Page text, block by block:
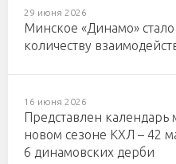
29 июня 2026
Минское «Динамо»
количеству
16 июня 2026
Представлен календарь
новом сезоне КХЛ – 42
6 динамовских дерби